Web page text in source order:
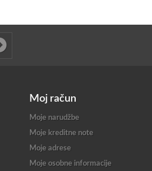
Moj račun
Moje narudžbe
Moje kreditne note
Moje adrese
Moje osobne informacije